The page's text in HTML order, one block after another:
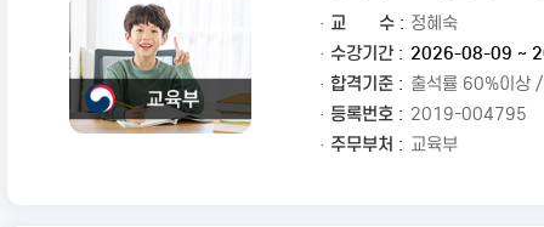
· 교 수 : 정혜숙
· 수강기간 : 2026-08-09 ~
· 합격기준 : 출석률 60%이상
· 등록번호 : 2019-004795
· 주무부처 : 교육부